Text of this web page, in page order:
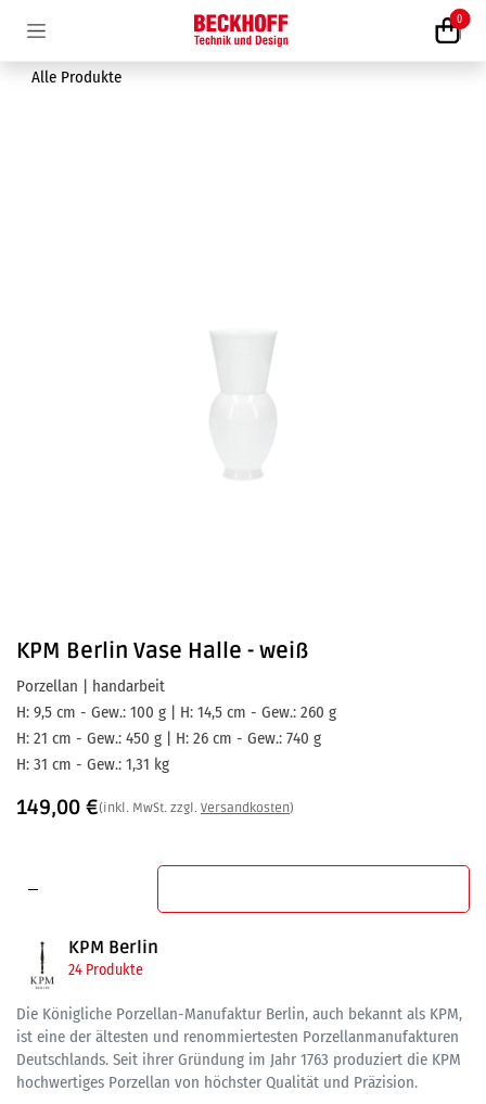
0
Alle Produkte
KPM Berlin Vase Halle - weiß
Porzellan | handarbeit
H: 9,5 cm - Gew.: 100 g | H: 14,5 cm - Gew.: 260 g
H: 21 cm - Gew.: 450 g | H: 26 cm - Gew.: 740 g
H: 31 cm - Gew.: 1,31 kg
149,00 €(inkl. MwSt. zzgl. Versandkosten)
KPM Berlin
24 Produkte
Die Königliche Porzellan-Manufaktur Berlin, auch bekannt als KPM,
ist eine der ältesten und renommiertesten Porzellanmanufakturen
Deutschlands. Seit ihrer Gründung im Jahr 1763 produziert die KPM
hochwertiges Porzellan von höchster Qualität und Präzision.